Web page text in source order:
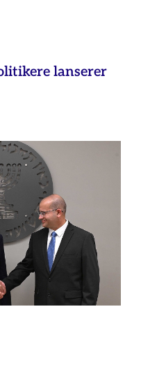
lanserer